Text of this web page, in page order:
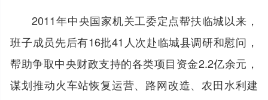
2011年中央国家机关工委定点帮扶临城以来，
班子成员先后有16批41人次赴临城县调研和慰问，
帮助争取中央财政支持的各类项目资金2.2亿余元，
谋划推动火车站恢复运营、路网改造、农田水利建